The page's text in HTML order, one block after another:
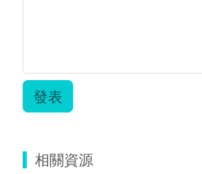
發表
相關資源